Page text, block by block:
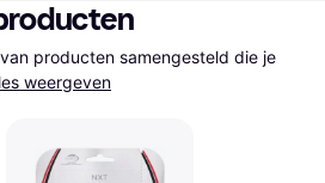
producten samengesteld die je
weergeven